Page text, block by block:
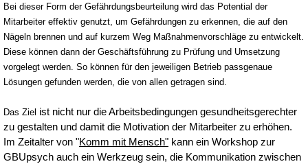
Bei dieser Form der Gefährdungsbeurteilung wird das Potential der
Mitarbeiter effektiv genutzt, um Gefährdungen zu erkennen, die auf den
Nägeln brennen und auf kurzem Weg Maßnahmenvorschläge zu entwickelt.
Diese können dann der Geschäftsführung zu Prüfung und Umsetzung
vorgelegt werden. So können für den jeweiligen Betrieb passgenaue
Lösungen gefunden werden, die von allen getragen sind.
Das Ziel ist nicht nur die Arbeitsbedingungen gesundheitsgerechter
zu gestalten und damit die Motivation der Mitarbeiter zu erhöhen.
Im Zeitalter von "Komm mit Mensch" kann ein Workshop zur
GBUpsych auch ein Werkzeug sein, die Kommunikation zwischen